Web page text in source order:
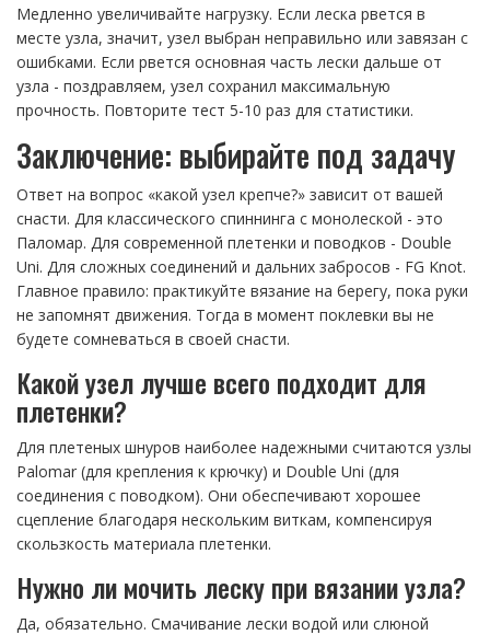
Медленно увеличивайте нагрузку. Если леска рвется в
месте узла, значит, узел выбран неправильно или завязан с
ошибками. Если рвется основная часть лески дальше от
узла - поздравляем, узел сохранил максимальную
прочность. Повторите тест 5-10 раз для статистики.
Заключение: выбирайте под задачу
Ответ на вопрос «какой узел крепче?» зависит от вашей
снасти. Для классического спиннинга с монолеской - это
Паломар. Для современной плетенки и поводков - Double
Uni. Для сложных соединений и дальних забросов - FG Knot.
Главное правило: практикуйте вязание на берегу, пока руки
не запомнят движения. Тогда в момент поклевки вы не
будете сомневаться в своей снасти.
Какой узел лучше всего подходит для
плетенки?
Для плетеных шнуров наиболее надежными считаются узлы
Palomar (для крепления к крючку) и Double Uni (для
соединения с поводком). Они обеспечивают хорошее
сцепление благодаря нескольким виткам, компенсируя
скользкость материала плетенки.
Нужно ли мочить леску при вязании узла?
Да, обязательно. Смачивание лески водой или слюной